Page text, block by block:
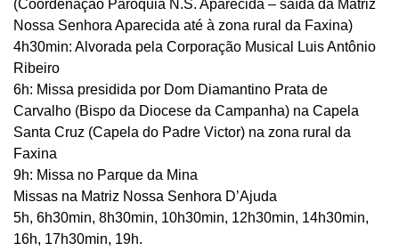
(Coordenação Paróquia N.S. Aparecida – saída da Matriz
Nossa Senhora Aparecida até à zona rural da Faxina)
4h30min: Alvorada pela Corporação Musical Luis Antônio
Ribeiro
6h: Missa presidida por Dom Diamantino Prata de
Carvalho (Bispo da Diocese da Campanha) na Capela
Santa Cruz (Capela do Padre Victor) na zona rural da
Faxina
9h: Missa no Parque da Mina
Missas na Matriz Nossa Senhora D’Ajuda
5h, 6h30min, 8h30min, 10h30min, 12h30min, 14h30min,
16h, 17h30min, 19h.